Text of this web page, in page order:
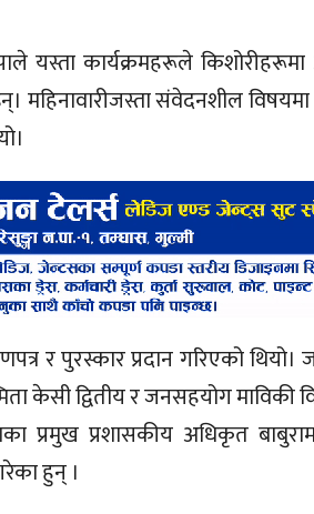
यस्ता कार्यक्रमहरूले किशोरीहरूमा
संवेदनशील
र पुरस्कार प्रदान गरिएको
केसी द्वितीय र जनसहयोग माविकी
प्रमुख प्रशासकीय अधिकृत
हुन् ।